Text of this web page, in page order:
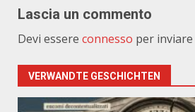
Lascia un commento
Devi essere connesso per
VERWANDTE GESCHICHTEN